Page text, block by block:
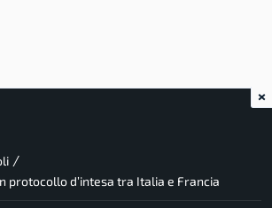
/
protocollo d’intesa tra Italia e Francia
×